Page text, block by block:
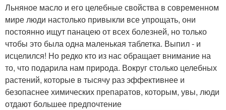
Льняное масло и его целебные свойства в современном
мире люди настолько привыкли все упрощать, они
постоянно ищут панацею от всех болезней, но только
чтобы это была одна маленькая таблетка. Выпил - и
исцелился! Но редко кто из нас обращает внимание на
то, что подарила нам природа. Вокруг столько целебных
растений, которые в тысячу раз эффективнее и
безопаснее химических препаратов, которым, увы, люди
отдают большее предпочтение